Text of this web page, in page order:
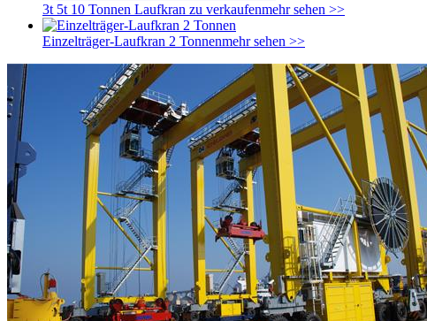
3t 5t 10 Tonnen Laufkran zu verkaufenmehr sehen >>
Einzelträger-Laufkran 2 Tonnenmehr sehen >>